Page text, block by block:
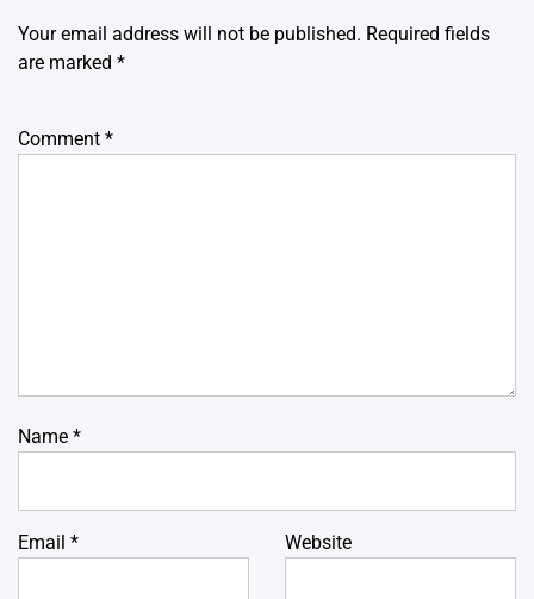
Your email address will not be published. Required fields
are marked *
Comment *
Name *
Email * Website